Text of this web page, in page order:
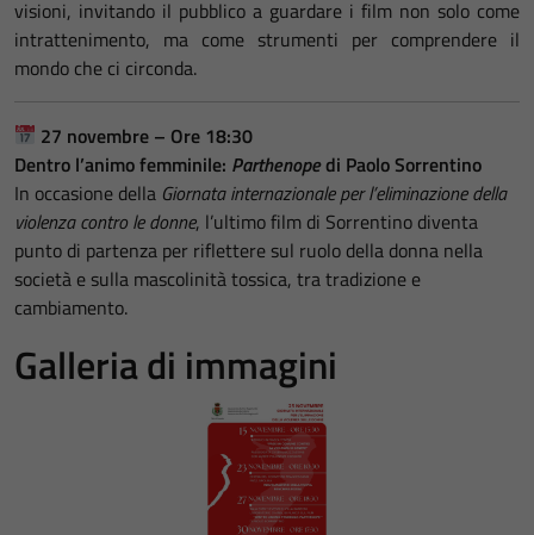
visioni, invitando il pubblico a guardare i film non solo come
intrattenimento, ma come strumenti per comprendere il
mondo che ci circonda.
27 novembre – Ore 18:30
Dentro l’animo femminile: Parthenopedi Paolo Sorrentino
In occasione della Giornata internazionale per l’eliminazione della
violenza contro le donne, l’ultimo film di Sorrentino diventa
punto di partenza per riflettere sul ruolo della donna nella
società e sulla mascolinità tossica, tra tradizione e
cambiamento.
Galleria di immagini